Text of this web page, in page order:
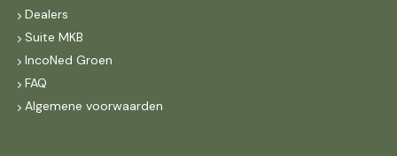
Dealers
Suite MKB
IncoNed Groen
FAQ
Algemene voorwaarden